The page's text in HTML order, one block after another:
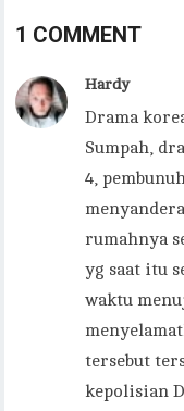
1 COMMENT
Hardy
Drama
Sumpah,
4,
rumahnya
yg saat itu
waktu
tersebut
kepolisian